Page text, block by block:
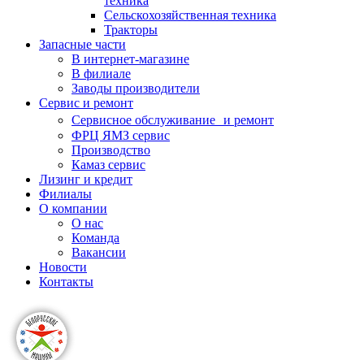
Сельскохозяйственная техника
Тракторы
Запасные части
В интернет-магазине
В филиале
Заводы производители
Сервис и ремонт
Сервисное обслуживание и ремонт
ФРЦ ЯМЗ сервис
Производство
Камаз сервис
Лизинг и кредит
Филиалы
О компании
О нас
Команда
Вакансии
Новости
Контакты